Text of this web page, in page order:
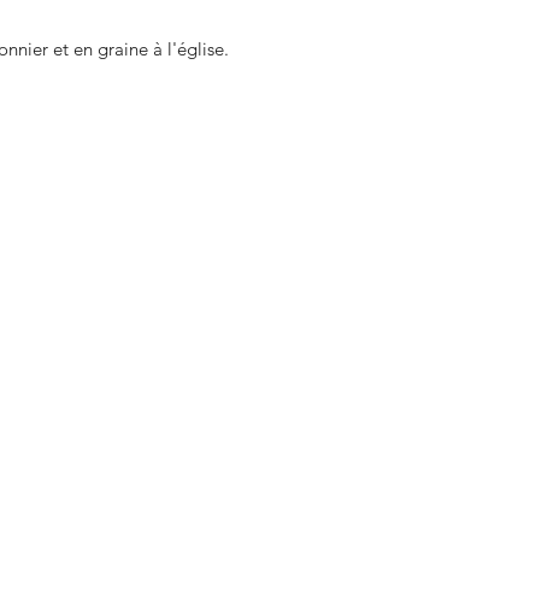
et en graine à l'église.